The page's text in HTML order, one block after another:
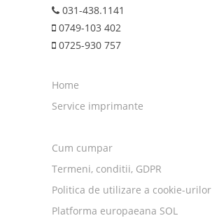
031-438.1141
0749-103 402
0725-930 757
Home
Service imprimante
Cum cumpar
Termeni, conditii, GDPR
Politica de utilizare a cookie-urilor
Platforma europaeana SOL